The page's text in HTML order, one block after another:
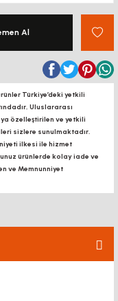
Al
Türkiye’deki yetkili
Uluslararası
özelleştirilen ve yetkili
sizlere sunulmaktadır.
ilkesi ile hizmet
ürünlerde kolay iade ve
ve Memnunniyet